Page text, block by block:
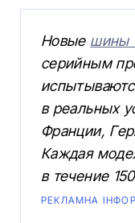
Новые шины
серийным
в реальных
Франции,
Каждая
в течение
РЕКЛАМНА